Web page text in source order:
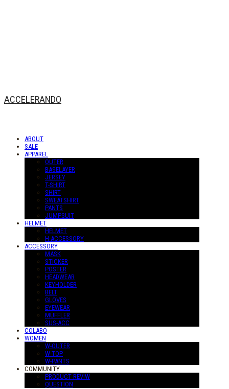
ACCELERANDO
ABOUT
SALE
APPAREL
OUTER
BASELAYER
JERSEY
T-SHIRT
SHIRT
SWEATSHIRT
PANTS
JUMPSUIT
HELMET
HELMET
H-ACCESSORY
ACCESSORY
MASK
STICKER
POSTER
HEADWEAR
KEYHOLDER
BELT
GLOVES
EYEWEAR
MUFFLER
SUS-ACC
COLABO
WOMEN
W-OUTER
W-TOP
W-PANTS
COMMUNITY
PRODUCT REVIW
QUESTION